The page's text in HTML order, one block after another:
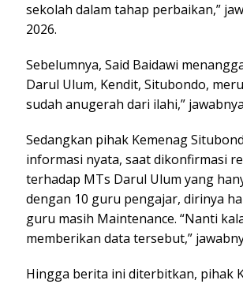
sekolah dalam tahap perbaikan,”
2026.
Sebelumnya, Said Baidawi
Darul Ulum, Kendit, Situbondo,
sudah anugerah dari ilahi,”
Sedangkan pihak Kemenag
informasi nyata, saat dikonfirmasi
terhadap MTs Darul Ulum yang
dengan 10 guru pengajar, dirinya
guru masih Maintenance. “Nanti
memberikan data tersebut,”
Hingga berita ini diterbitkan, pihak